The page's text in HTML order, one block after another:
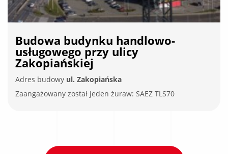
Budowa budynków mieszkalnych
przy ulicy Sosnowieckiej
Adres budowyul. Sosnowiecka
Zaangażowane zostały dwa żurawie wieżowe: SAEZ
TLS65B i SAEZ TL55